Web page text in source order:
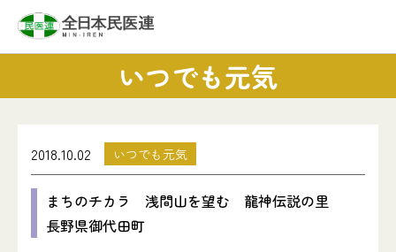
いつでも元気
2018.10.02 いつでも元気
まちのチカラ 浅間山を望む 龍神伝説の里
長野県御代田町